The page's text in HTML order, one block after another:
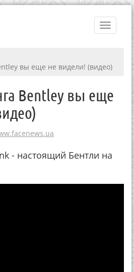
Toggle
вы еще не видели! (видео)
Bentley вы еще
- настоящий Бентли на